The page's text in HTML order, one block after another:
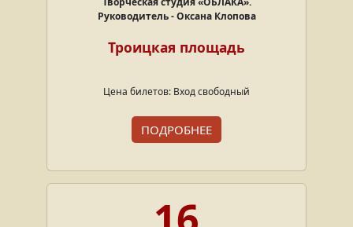
Руководитель - Оксана Клопова
Троицкая площадь
Цена билетов: Вход свободный
ПОДРОБНЕЕ